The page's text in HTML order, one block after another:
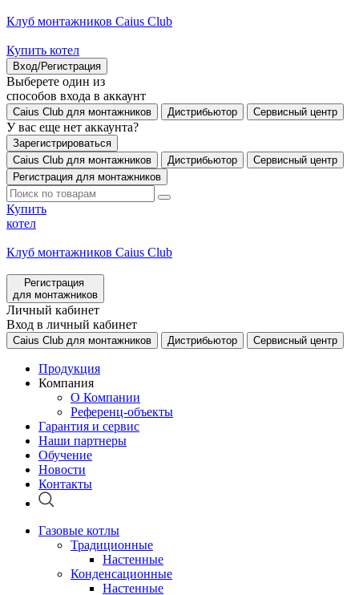
Клуб монтажников Caius Club
Купить котел
Вход/Регистрация
Выберете один из
способов входа в аккаунт
Caius Club для монтажников Дистрибьютор Сервисный центр
У вас еще нет аккаунта?
Зарегистрироваться
Caius Club для монтажников
Дистрибьютор
Сервисный центр
Регистрация для монтажников
Купить
котел
Клуб монтажников Caius Club
Регистрация
для монтажников
Личный кабинет
Вход в личный кабинет
Caius Club для монтажников Дистрибьютор Сервисный центр
Продукция
Компания
О Компании
Референц-объекты
Гарантия и сервис
Наши партнеры
Обучение
Новости
Контакты
Газовые котлы
Традиционные
Настенные
Конденсационные
Настенные